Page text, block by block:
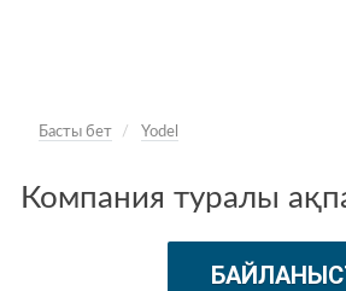
Басты бет Yodel
Компания туралы